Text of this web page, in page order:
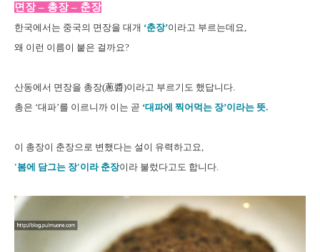
면장 – 총장 – 춘장
한국에서는 중국의 면장을 대개 ‘춘장’이라고 부르는데요,
왜 이런 이름이 붙은 걸까요?
산동에서 면장을 총장(蔥醬)이라고 부르기도 했답니다.
총은 ‘대파’를 이르니까 이는 곧 ‘대파에 찍어먹는 장’이라는 뜻.
이 총장이 춘장으로 변했다는 설이 유력하고요,
'봄에 담그는 장'이라 춘장이라 불렀다고도 합니다.